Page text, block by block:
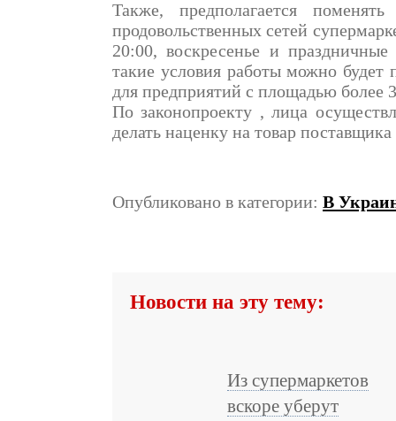
Также, предполагается
продовольственных сетей
20:00, воскресенье и
такие условия работы можно
для предприятий с площадью более
По законопроекту , лица
делать наценку на товар
Опубликовано в категории: В
Новости на эту тему:
Из супермаркетов
вскоре уберут